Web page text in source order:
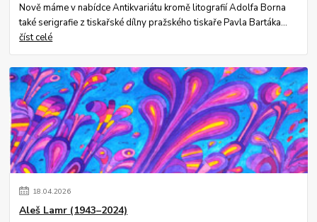
Nově máme v nabídce Antikvariátu kromě litografií Adolfa Borna
také serigrafie z tiskařské dílny pražského tiskaře Pavla Bartáka...
číst celé
18.04.2026
Aleš Lamr (1943–2024)